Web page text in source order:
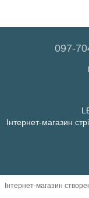
097-
Інтернет-магазин
Інтернет-магазин